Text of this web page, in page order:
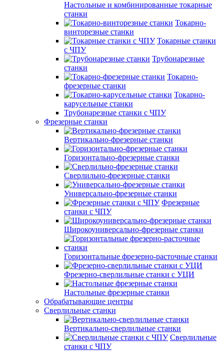
Настольные и комбинированные токарные
станки
Токарно-
винторезные станки
Токарные станки
с ЧПУ
Трубонарезные
станки
Токарно-
фрезерные станки
Токарно-
карусельные станки
Трубонарезные станки с ЧПУ
Фрезерные станки
Вертикально-фрезерные станки
Горизонтально-фрезерные станки
Сверлильно-фрезерные станки
Универсально-фрезерные станки
Фрезерные
станки с ЧПУ
Широкоуниверсально-фрезерные станки
Горизонтальные фрезерно-расточные станки
Фрезерно-сверлильные станки с УЦИ
Настольные фрезерные станки
Обрабатывающие центры
Сверлильные станки
Вертикально-сверлильные станки
Сверлильные
станки с ЧПУ